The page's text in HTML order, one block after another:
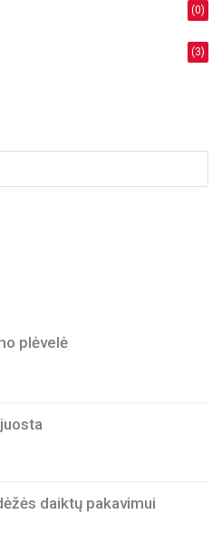
(0)
(3)
plėvelė
daiktų pakavimui